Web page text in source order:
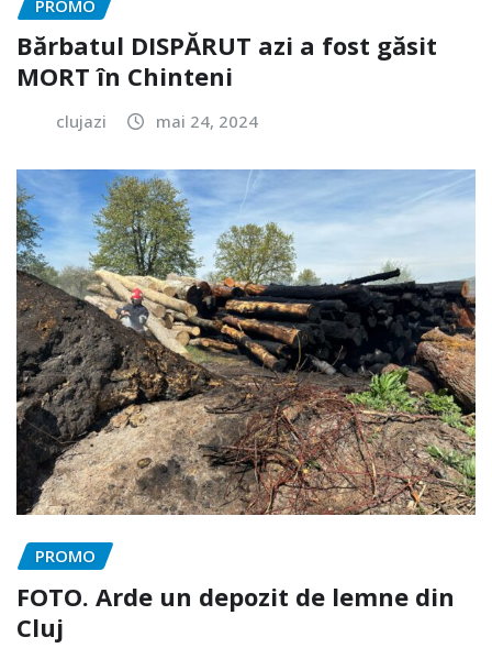
PROMO
Bărbatul DISPĂRUT azi a fost găsit
MORT în Chinteni
clujazi mai 24, 2024
PROMO
FOTO. Arde un depozit de lemne din
Cluj